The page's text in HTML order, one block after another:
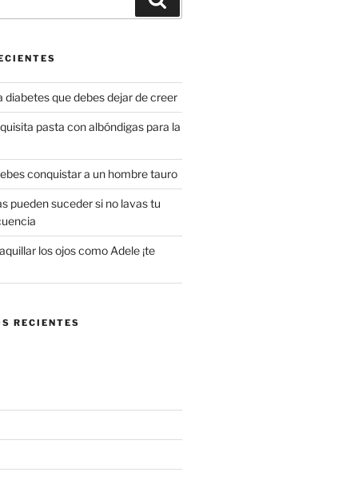
diabetes que debes dejar de creer
pasta con albóndigas para la
conquistar a un hombre tauro
pueden suceder si no lavas tu
los ojos como Adele ¡te
RECIENTES